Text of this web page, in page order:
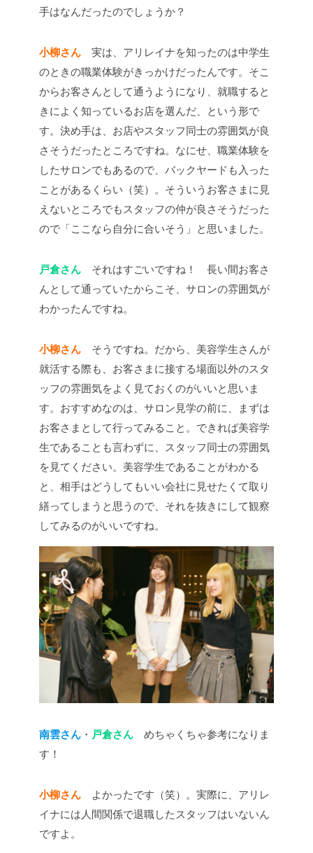
手はなんだったのでしょうか？
小柳さん 実は、アリレイナを知ったのは中学生
のときの職業体験がきっかけだったんです。そこ
からお客さんとして通うようになり、就職すると
きによく知っているお店を選んだ、という形で
す。決め手は、お店やスタッフ同士の雰囲気が良
さそうだったところですね。なにせ、職業体験を
したサロンでもあるので、バックヤードも入った
ことがあるくらい（笑）。そういうお客さまに見
えないところでもスタッフの仲が良さそうだった
ので「ここなら自分に合いそう」と思いました。
戸倉さん それはすごいですね！ 長い間お客さ
んとして通っていたからこそ、サロンの雰囲気が
わかったんですね。
小柳さん そうですね。だから、美容学生さんが
就活する際も、お客さまに接する場面以外のスタ
ッフの雰囲気をよく見ておくのがいいと思いま
す。おすすめなのは、サロン見学の前に、まずは
お客さまとして行ってみること。できれば美容学
生であることも言わずに、スタッフ同士の雰囲気
を見てください。美容学生であることがわかる
と、相手はどうしてもいい会社に見せたくて取り
繕ってしまうと思うので、それを抜きにして観察
してみるのがいいですね。
南雲さん ・ 戸倉さん めちゃくちゃ参考になりま
す！
小柳さん よかったです（笑）。実際に、アリレ
イナには人間関係で退職したスタッフはいないん
ですよ。